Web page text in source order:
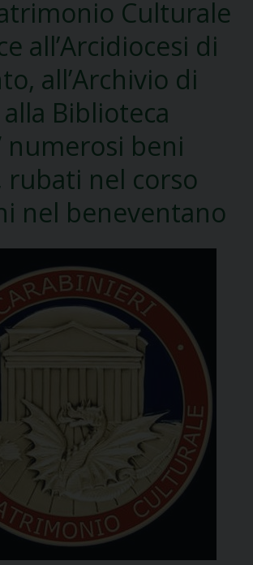
Culturale
all’Arcidiocesi di
all’Archivio di
Biblioteca
numerosi beni
rubati nel corso
nel beneventano